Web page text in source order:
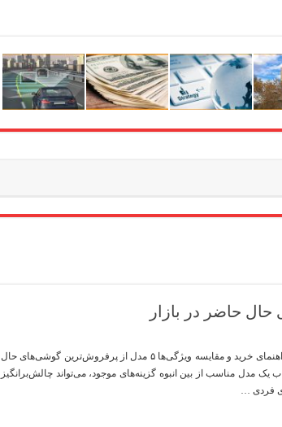
۵ مدل از پرفروش‌ترین گوشی‌های حال حاضر در بازار: راهنمای خرید و مقایسه ویژگی‌ها ۵ مدل از پرفروش‌ترین گوشی‌های حال
یک مدل مناسب از بین انبوه گزینه‌های موجود، می‌تواند چالش‌برانگیز
فردی …